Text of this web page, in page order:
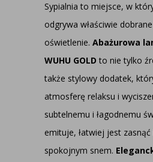
Sypialnia to miejsce, w
odgrywa właściwie dobrane
oświetlenie. Abażurowa
WUHU GOLD to nie tylko
także stylowy dodatek,
atmosferę relaksu i
subtelnemu i łagodnemu
emituje, łatwiej jest zasnąć
spokojnym snem.